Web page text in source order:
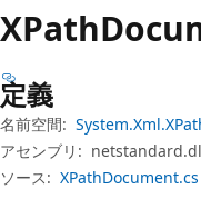
ッ
プ
XPath
定義
名前空間:
アセンブリ:
ソース: XPathDocument.cs